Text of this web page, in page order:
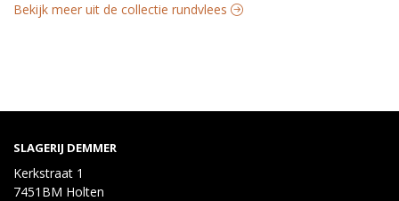
Bekijk meer uit de collectie rundvlees
SLAGERIJ DEMMER
Kerkstraat 1
7451BM Holten